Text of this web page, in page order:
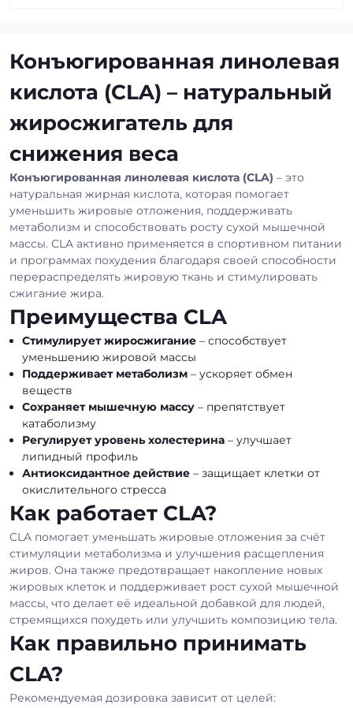
Конъюгированная линолевая
кислота (CLA) – натуральный
жиросжигатель для
снижения веса
Конъюгированная линолевая кислота (CLA) – это
натуральная жирная кислота, которая помогает
уменьшить жировые отложения, поддерживать
метаболизм и способствовать росту сухой мышечной
массы. CLA активно применяется в спортивном питании
и программах похудения благодаря своей способности
перераспределять жировую ткань и стимулировать
сжигание жира.
Преимущества CLA
Стимулирует жиросжигание – способствует
уменьшению жировой массы
Поддерживает метаболизм – ускоряет обмен
веществ
Сохраняет мышечную массу – препятствует
катаболизму
Регулирует уровень холестерина – улучшает
липидный профиль
Антиоксидантное действие – защищает клетки от
окислительного стресса
Как работает CLA?
CLA помогает уменьшать жировые отложения за счёт
стимуляции метаболизма и улучшения расщепления
жиров. Она также предотвращает накопление новых
жировых клеток и поддерживает рост сухой мышечной
массы, что делает её идеальной добавкой для людей,
стремящихся похудеть или улучшить композицию тела.
Как правильно принимать
CLA?
Рекомендуемая дозировка зависит от целей: